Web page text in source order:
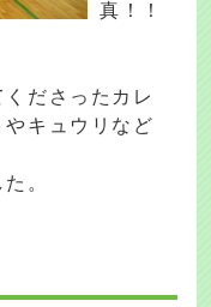
真！！
ださったカレ
キュウリなど
。